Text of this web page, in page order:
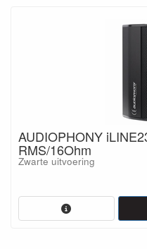
AUDIOPHONY
RMS/16Ohm
Zwarte uitvoering